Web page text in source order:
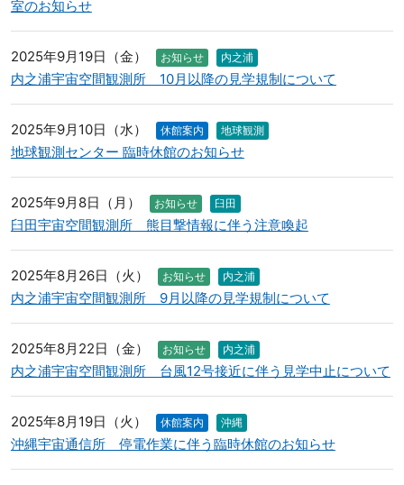
室のお知らせ
2025年9月19日（金） お知らせ 内之浦
内之浦宇宙空間観測所 10月以降の見学規制について
2025年9月10日（水） 休館案内 地球観測
地球観測センター 臨時休館のお知らせ
2025年9月8日（月） お知らせ 臼田
臼田宇宙空間観測所 熊目撃情報に伴う注意喚起
2025年8月26日（火） お知らせ 内之浦
内之浦宇宙空間観測所 9月以降の見学規制について
2025年8月22日（金） お知らせ 内之浦
内之浦宇宙空間観測所 台風12号接近に伴う見学中止について
2025年8月19日（火） 休館案内 沖縄
沖縄宇宙通信所 停電作業に伴う臨時休館のお知らせ